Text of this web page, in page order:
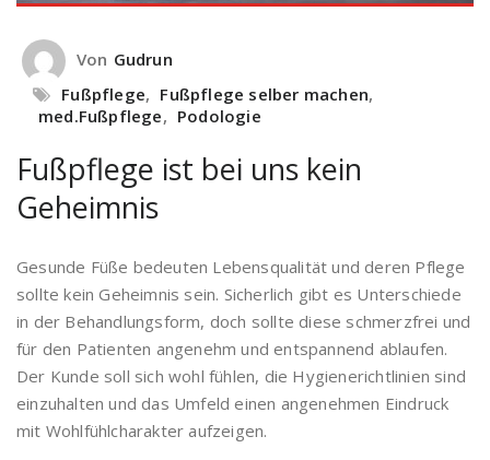
Von Gudrun
Fußpflege, Fußpflege selber machen,
med.Fußpflege, Podologie
Fußpflege ist bei uns kein
Geheimnis
Gesunde Füße bedeuten Lebensqualität und deren Pflege
sollte kein Geheimnis sein. Sicherlich gibt es Unterschiede
in der Behandlungsform, doch sollte diese schmerzfrei und
für den Patienten angenehm und entspannend ablaufen.
Der Kunde soll sich wohl fühlen, die Hygienerichtlinien sind
einzuhalten und das Umfeld einen angenehmen Eindruck
mit Wohlfühlcharakter aufzeigen.